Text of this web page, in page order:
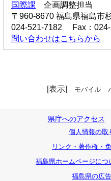
国際課 企画調整担当
〒960-8670 福島県福島
024-521-7182 Fax：
問い合わせはこちらから
[表示] モバイル
県庁へのアクセス
個人情報の取
リンク・著作権・
福島県ホームページにつ
福島県の広